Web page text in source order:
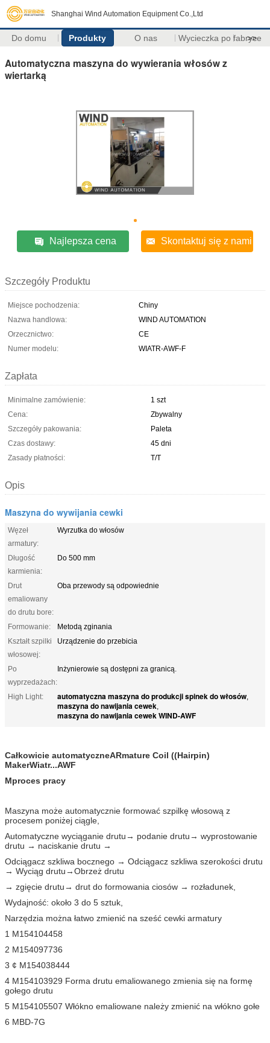
Shanghai Wind Automation Equipment Co.,Ltd
Do domu Produkty O nas Wycieczka po fabryce
>>
Automatyczna maszyna do wywierania włosów z
wiertarką
Najlepsza cena Skontaktuj się z nami
Szczegóły Produktu
Miejsce pochodzenia:
Chiny
Nazwa handlowa:
WIND AUTOMATION
Orzecznictwo:
CE
Numer modelu:
WIATR-AWF-F
Zapłata
Minimalne zamówienie:
1 szt
Cena:
Zbywalny
Szczegóły pakowania:
Paleta
Czas dostawy:
45 dni
Zasady płatności:
T/T
Opis
Maszyna do wywijania cewki
Węzeł
armatury:
Wyrzutka do włosów
Długość
karmienia:
Do 500 mm
Drut
emaliowany
do drutu bore:
Oba przewody są odpowiednie
Formowanie:
Metodą zginania
Kształt szpilki
włosowej:
Urządzenie do przebicia
Po
wyprzedażach:
Inżynierowie są dostępni za granicą.
High Light: automatyczna maszyna do produkcji spinek do włosów,
maszyna do nawijania cewek,
maszyna do nawijania cewek WIND-AWF
Całkowicie automatyczneARmature Coil ((Hairpin)
MakerWiatr...AWF
Mproces pracy
Maszyna może automatycznie formować szpilkę włosową z
procesem poniżej ciągle,
Automatyczne wyciąganie drutu→ podanie drutu→ wyprostowanie
drutu → naciskanie drutu →
Odciągacz szkliwa bocznego → Odciągacz szkliwa szerokości drutu
→ Wyciąg drutu→Obrzeż drutu
→ zgięcie drutu→ drut do formowania ciosów → rozładunek,
Wydajność: około 3 do 5 sztuk,
Narzędzia można łatwo zmienić na sześć cewki armatury
1 M154104458
2 M154097736
3 ¢ M154038444
4 M154103929 Forma drutu emaliowanego zmienia się na formę
gołego drutu
5 M154105507 Włókno emaliowane należy zmienić na włókno gołe
6 MBD-7G